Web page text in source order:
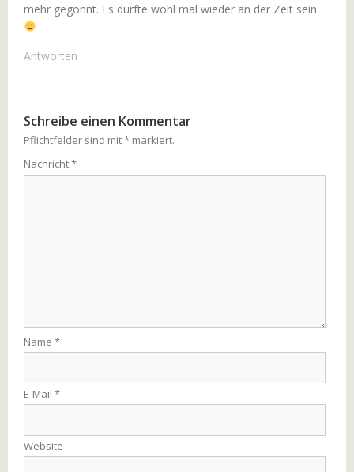
mehr gegönnt. Es dürfte wohl mal wieder an der Zeit sein
Antworten
Schreibe einen Kommentar
Pflichtfelder sind mit* markiert.
Nachricht*
Name *
E-Mail *
Website